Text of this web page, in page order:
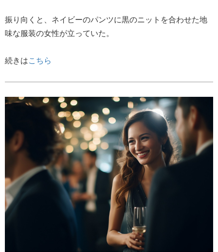
振り向くと、ネイビーのパンツに黒のニットを合わせた地
味な服装の女性が立っていた。
続きはこちら